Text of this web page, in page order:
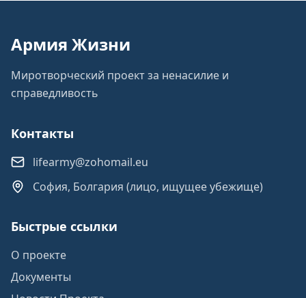
Армия Жизни
Миротворческий проект за ненасилие и
справедливость
Контакты
lifearmy@zohomail.eu
София, Болгария (лицо, ищущее убежище)
Быстрые ссылки
О проекте
Документы